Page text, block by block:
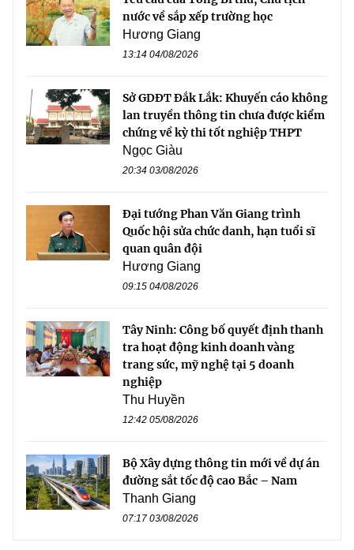
nước về sắp xếp trường học
Hương Giang
13:14 04/08/2026
Sở GDĐT Đắk Lắk: Khuyến cáo không
lan truyền thông tin chưa được kiểm
chứng về kỳ thi tốt nghiệp THPT
Ngọc Giàu
20:34 03/08/2026
Đại tướng Phan Văn Giang trình
Quốc hội sửa chức danh, hạn tuổi sĩ
quan quân đội
Hương Giang
09:15 04/08/2026
Tây Ninh: Công bố quyết định thanh
tra hoạt động kinh doanh vàng
trang sức, mỹ nghệ tại 5 doanh
nghiệp
Thu Huyền
12:42 05/08/2026
Bộ Xây dựng thông tin mới về dự án
đường sắt tốc độ cao Bắc – Nam
Thanh Giang
07:17 03/08/2026